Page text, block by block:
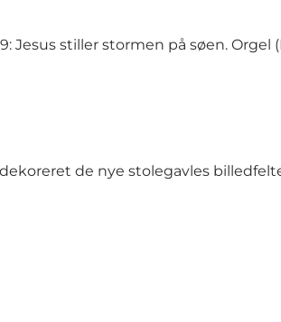
stiller stormen på søen. Orgel
de nye stolegavles